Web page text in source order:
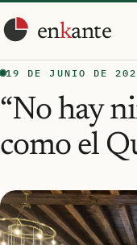
enkante
19 DE JUNIO DE
“No hay
como el